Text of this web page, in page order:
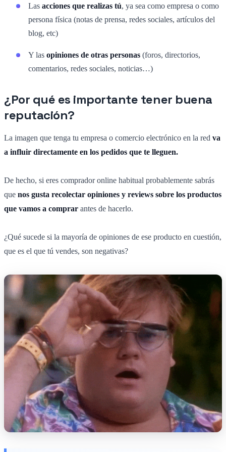
Las acciones que realizas tú, ya sea como empresa o como
persona física (notas de prensa, redes sociales, artículos del
blog, etc)
Y las opiniones de otras personas (foros, directorios,
comentarios, redes sociales, noticias…)
¿Por qué es importante tener buena
reputación?
La imagen que tenga tu empresa o comercio electrónico en la red va
a influir directamente en los pedidos que te lleguen.
De hecho, si eres comprador online habitual probablemente sabrás
que nos gusta recolectar opiniones y reviews sobre los productos
que vamos a comprar antes de hacerlo.
¿Qué sucede si la mayoría de opiniones de ese producto en cuestión,
que es el que tú vendes, son negativas?